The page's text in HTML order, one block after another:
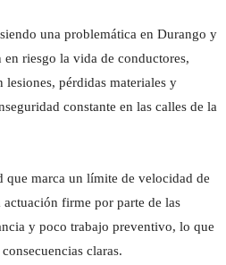
una problemática en Durango y
riesgo la vida de conductores,
lesiones, pérdidas materiales y
constante en las calles de la
que marca un límite de velocidad de
firme por parte de las
y poco trabajo preventivo, lo que
claras.